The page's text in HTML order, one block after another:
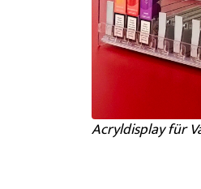
Acryldisplay für